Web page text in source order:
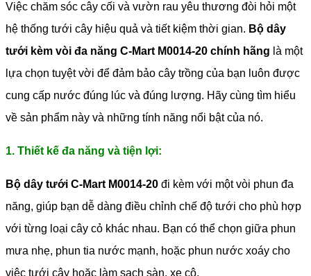
Việc chăm sóc cây cối và vườn rau yêu thương đòi hỏi một
hệ thống tưới cây hiệu quả và tiết kiệm thời gian. Bộ dây
tưới kèm vòi đa năng C-Mart M0014-20 chính hãng là một
lựa chọn tuyệt vời để đảm bảo cây trồng của bạn luôn được
cung cấp nước đúng lúc và đúng lượng. Hãy cùng tìm hiểu
về sản phẩm này và những tính năng nổi bật của nó.
1. Thiết kế đa năng và tiện lợi:
Bộ dây tưới C-Mart M0014-20 đi kèm với một vòi phun đa
năng, giúp bạn dễ dàng điều chỉnh chế độ tưới cho phù hợp
với từng loại cây cỏ khác nhau. Bạn có thể chọn giữa phun
mưa nhẹ, phun tia nước mạnh, hoặc phun nước xoáy cho
việc tưới cây hoặc làm sạch sàn, xe cộ.